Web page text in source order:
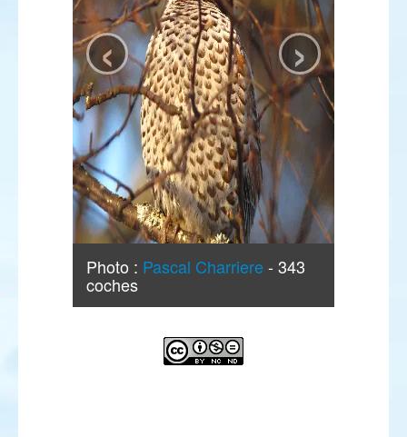
Photo : Pascal Charriere- 343
coches
‹ ›